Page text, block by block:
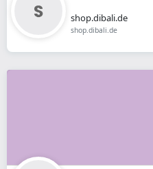
shop.dibali.de
shop.dibali.de